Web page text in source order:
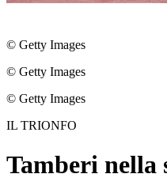
© Getty Images
© Getty Images
© Getty Images
IL TRIONFO
Tamberi nella